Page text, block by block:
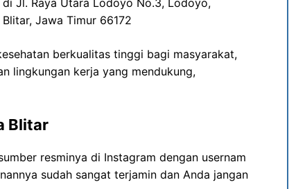
Jl. Raya Utara Lodoyo No.3, Lodoyo,
Jawa Timur 66172
berkualitas tinggi bagi masyarakat,
lingkungan kerja yang mendukung,
Blitar
resminya di Instagram dengan usernam
sudah sangat terjamin dan Anda jangan